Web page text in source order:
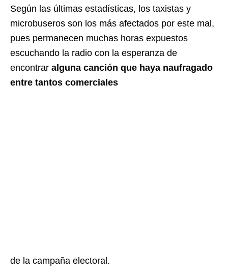
Según las últimas estadísticas, los taxistas y
microbuseros son los más afectados por este mal,
pues permanecen muchas horas expuestos
escuchando la radio con la esperanza de
encontrar alguna canción que haya naufragado
entre tantos comerciales
de la campaña electoral.